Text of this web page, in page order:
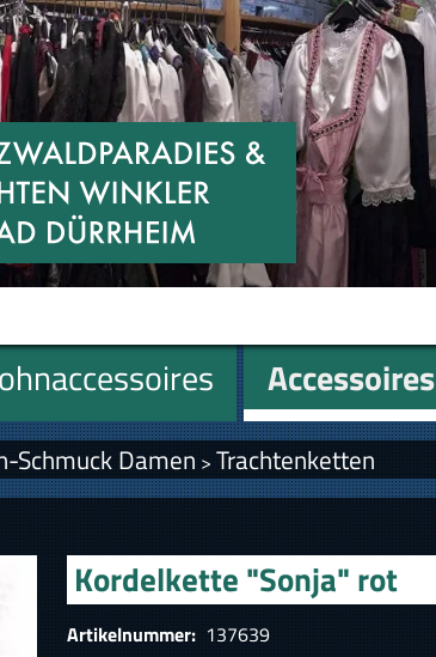
Accessoires
Schmuck Damen > Trachtenketten
Kordelkette "Sonja" rot
Artikelnummer: 137639